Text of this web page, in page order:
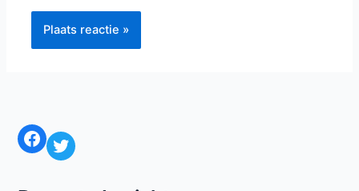
Facebook Twitter